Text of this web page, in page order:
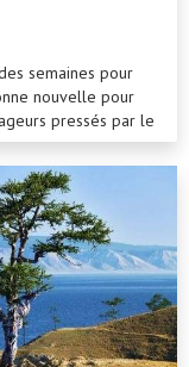
semaines pour
nouvelle pour
pressés par le